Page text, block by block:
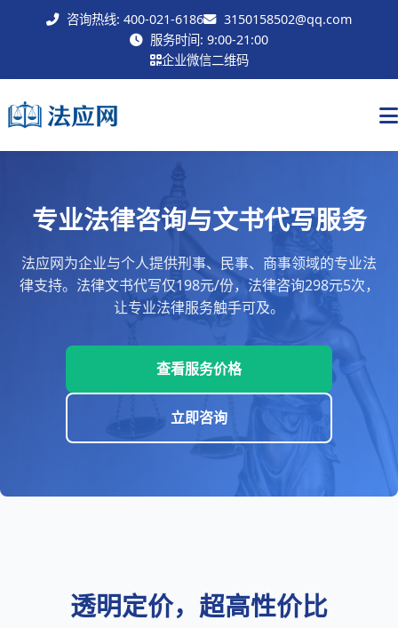
咨询热线: 400-021-6186
3150158502@qq.com
服务时间: 9:00-21:00
企业微信二维码
专业法律咨询与文书代写服务
法应网为企业与个人提供刑事、民事、商事领域的专业法
律支持。法律文书代写仅198元/份，法律咨询298元5次，
让专业法律服务触手可及。
查看服务价格
立即咨询
透明定价，超高性价比